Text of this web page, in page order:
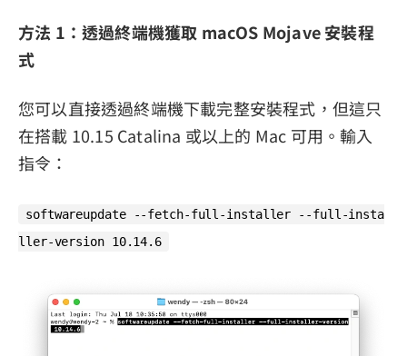
方法 1：透過終端機獲取 macOS Mojave 安裝程
式
您可以直接透過終端機下載完整安裝程式，但這只
在搭載 10.15 Catalina 或以上的 Mac 可用。輸入
指令：
softwareupdate --fetch-full-installer --full-insta
ller-version 10.14.6